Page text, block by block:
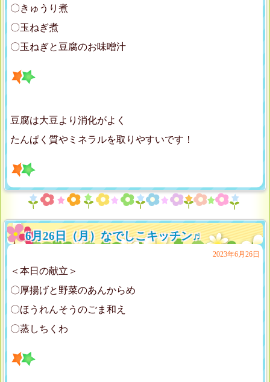
〇きゅうり煮
〇玉ねぎ煮
〇玉ねぎと豆腐のお味噌汁
豆腐は大豆より消化がよく
たんぱく質やミネラルを取りやすいです！
6月26日（月）なでしこキッチン♬
2023年6月26日
＜本日の献立＞
〇厚揚げと野菜のあんからめ
〇ほうれんそうのごま和え
〇蒸しちくわ